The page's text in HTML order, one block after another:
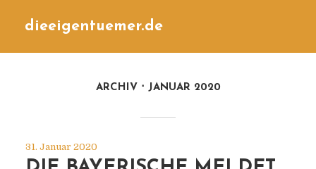
dieeigentuemer.de
ARCHIV JANUAR 2020
31. Januar 2020